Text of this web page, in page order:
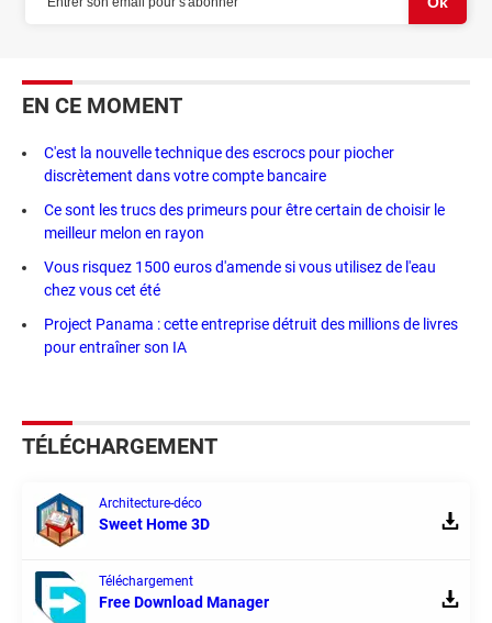
EN CE MOMENT
C'est la nouvelle technique des escrocs pour piocher
discrètement dans votre compte bancaire
Ce sont les trucs des primeurs pour être certain de choisir le
meilleur melon en rayon
Vous risquez 1500 euros d'amende si vous utilisez de l'eau
chez vous cet été
Project Panama : cette entreprise détruit des millions de livres
pour entraîner son IA
TÉLÉCHARGEMENT
Architecture-déco
Sweet Home 3D
Téléchargement
Free Download Manager